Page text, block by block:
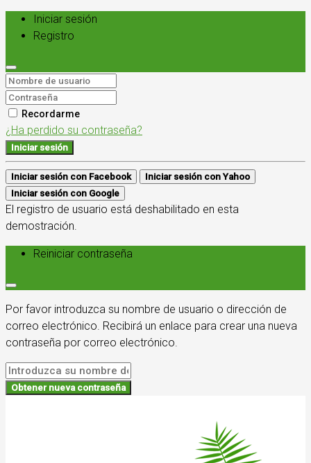
Iniciar sesión
Registro
Recordarme
¿Ha perdido su contraseña?
Iniciar sesión
Iniciar sesión con Facebook
Iniciar sesión con Yahoo
Iniciar sesión con Google
El registro de usuario está deshabilitado en esta
demostración.
Reiniciar contraseña
Por favor introduzca su nombre de usuario o dirección de
correo electrónico. Recibirá un enlace para crear una nueva
contraseña por correo electrónico.
Obtener nueva contraseña